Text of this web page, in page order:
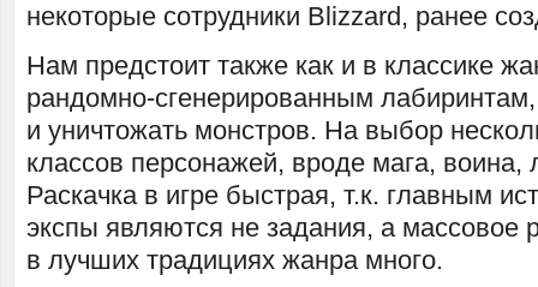
некоторые сотрудники Blizzard, ранее
Нам предстоит также как и в классике
рандомно-сгенерированным
и уничтожать монстров. На выбор
классов персонажей, вроде мага, воина,
Раскачка в игре быстрая, т.к. главным
экспы являются не задания, а массовое
в лучших традициях жанра много.